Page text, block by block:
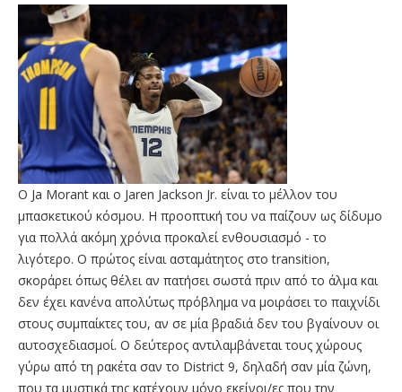
Ο Ja Morant και ο Jaren Jackson Jr. είναι το μέλλον του
μπασκετικού κόσμου. Η προοπτική του να παίζουν ως δίδυμο
για πολλά ακόμη χρόνια προκαλεί ενθουσιασμό - το
λιγότερο. Ο πρώτος είναι ασταμάτητος στο transition,
σκοράρει όπως θέλει αν πατήσει σωστά πριν από το άλμα και
δεν έχει κανένα απολύτως πρόβλημα να μοιράσει το παιχνίδι
στους συμπαίκτες του, αν σε μία βραδιά δεν του βγαίνουν οι
αυτοσχεδιασμοί. Ο δεύτερος αντιλαμβάνεται τους χώρους
γύρω από τη ρακέτα σαν το District 9, δηλαδή σαν μία ζώνη,
που τα μυστικά της κατέχουν μόνο εκείνοι/ες που την